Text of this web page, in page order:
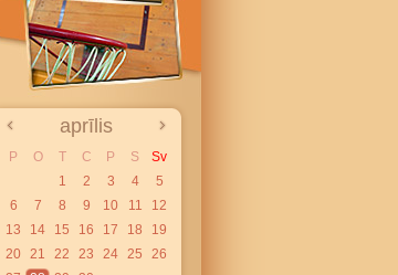
aprīlis
P O T C P S
Sv
1
2 3 4
5
6
7 8 9 10 11
12
13
14 15 16 17 18
19
20 21 22 23 24 25
26